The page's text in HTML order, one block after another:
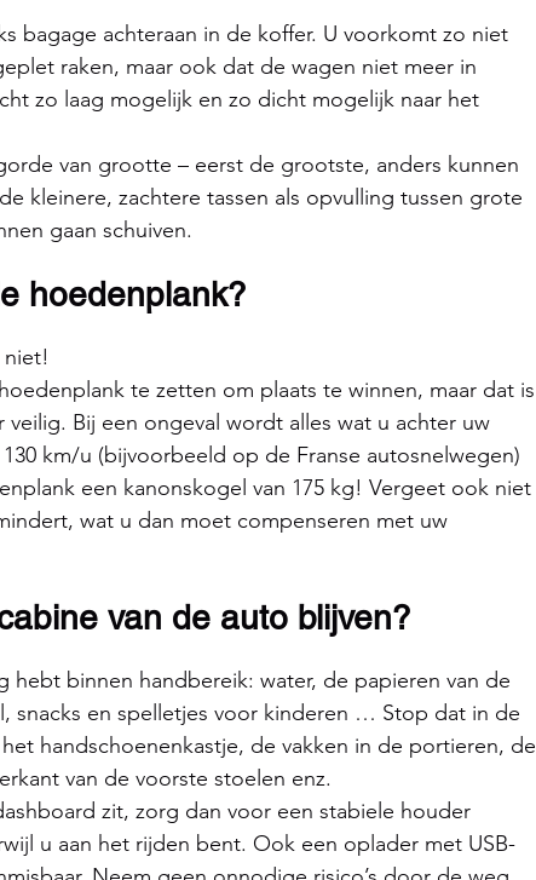
bagage achteraan in de koffer. U voorkomt zo niet
raken, maar ook dat de wagen niet meer in
zo laag mogelijk en zo dicht mogelijk naar het
van grootte – eerst de grootste, anders kunnen
kleinere, zachtere tassen als opvulling tussen grote
gaan schuiven.
hoedenplank?
te zetten om plaats te winnen, maar dat is
Bij een ongeval wordt alles wat u achter uw
km/u (bijvoorbeeld op de Franse autosnelwegen)
een kanonskogel van 175 kg! Vergeet ook niet
wat u dan moet compenseren met uw
van de auto blijven?
hebt binnen handbereik: water, de papieren van de
snacks en spelletjes voor kinderen … Stop dat in de
handschoenenkastje, de vakken in de portieren, de
van de voorste stoelen enz.
zit, zorg dan voor een stabiele houder
u aan het rijden bent. Ook een oplader met USB-